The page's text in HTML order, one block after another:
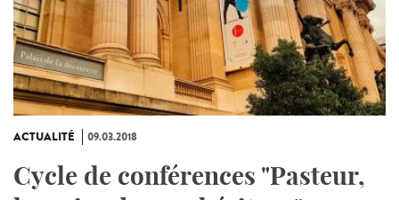
ACTUALITÉ 09.03.2018
Cycle de conférences "Pasteur,